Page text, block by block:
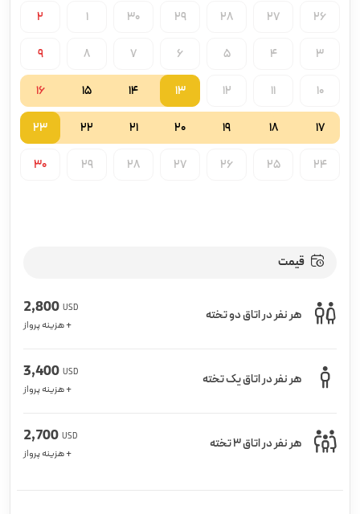
26
27
28
29
30
1
2
3
4
5
6
7
8
9
10
11
12
13
14
15
16
17
18
19
20
21
22
23
24
25
26
27
28
29
30
قیمت
هر نفر در اتاق دو تخته USD
2,800
+ هزینه پرواز
هر نفر در اتاق یک تخته USD
3,400
+ هزینه پرواز
هر نفر در اتاق 3 تخته USD
2,700
+ هزینه پرواز